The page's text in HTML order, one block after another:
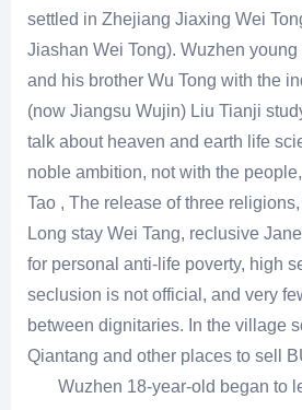
settled in Zhejiang Jiaxing Wei
Jiashan Wei Tong). Wuzhen
and his brother Wu Tong with the
(now Jiangsu Wujin) Liu Tianji
talk about heaven and earth life
noble ambition, not with the
Tao , The release of three
Long stay Wei Tang, reclusive
for personal anti-life poverty, high
seclusion is not official, and very
between dignitaries. In the village
Qiantang and other places to sell
Wuzhen 18-year-old began to